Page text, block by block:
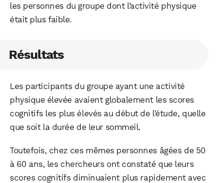
les personnes du groupe dont l’activité physique
était plus faible.
Résultats
Les participants du groupe ayant une activité
physique élevée avaient globalement les scores
cognitifs les plus élevés au début de l’étude, quelle
que soit la durée de leur sommeil.
Toutefois, chez ces mêmes personnes âgées de 50
à 60 ans, les chercheurs ont constaté que leurs
scores cognitifs diminuaient plus rapidement avec